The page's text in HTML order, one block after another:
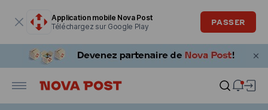
Application mobile Nova Post
Téléchargez sur Google Play
PASSER